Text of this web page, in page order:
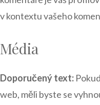
v kontextu vašeho
Média
Doporučený text:
web, měli byste se